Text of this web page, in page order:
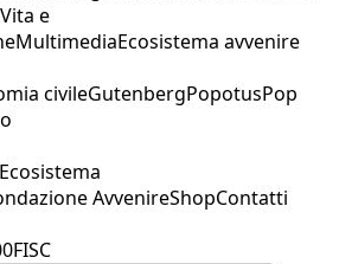
Vita e
MultimediaEcosistema avvenire
civileGutenbergPopotusPop
Ecosistema
AvvenireShopContatti
FISC